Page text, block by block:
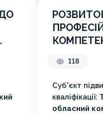
ГЕОГРАФІЇ
118
Суб'єкт
кваліфікації:
обласний